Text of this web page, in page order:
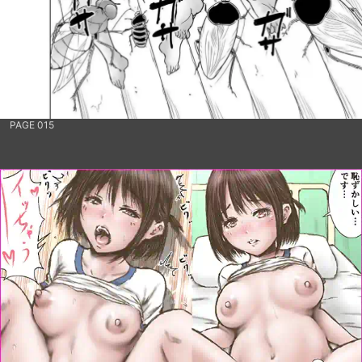
PAGE 015